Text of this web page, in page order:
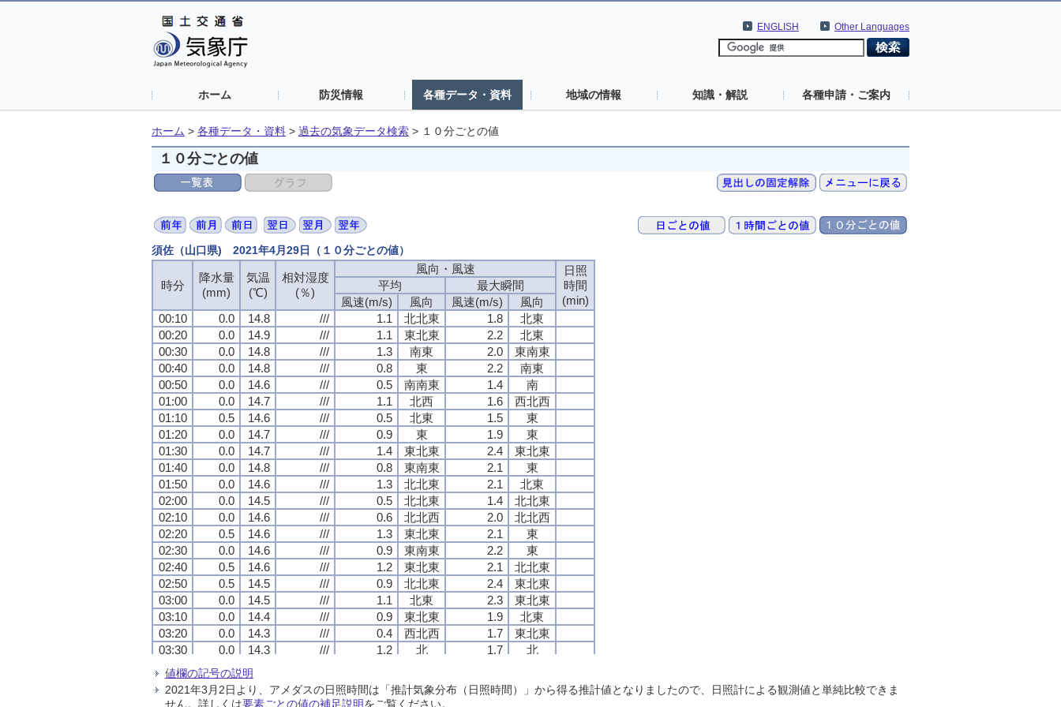
Other Languages
ENGLISH
ホーム 防災情報 各種データ・資料 地域の情報 知識・解説 各種申請・ご案内
ホーム > 各種データ・資料 > 過去の気象データ検索 > １０分ごとの値
１０分ごとの値
須佐（山口県) 2021年4月29日（１０分ごとの値）
時分
降水量
(mm)
気温
(℃)
相対湿度
(％)
風向・風速
日照
時間
(min)
平均
最大瞬間
風速(m/s)
風向 風速(m/s)
風向
00:10
0.0 14.8 /// 1.1 北北東 1.8
北東
00:20
0.0 14.9 /// 1.1 東北東 2.2
北東
00:30
0.0 14.8 /// 1.3 南東 2.0
東南東
00:40
0.0 14.8 /// 0.8 東 2.2
南東
00:50
0.0 14.6 /// 0.5 南南東 1.4
南
01:00
0.0 14.7 /// 1.1 北西 1.6
西北西
01:10
0.5 14.6 /// 0.5 北東 1.5
東
01:20
0.0 14.7 /// 0.9 東 1.9
東
01:30
0.0 14.7 /// 1.4 東北東 2.4
東北東
01:40
0.0 14.8 /// 0.8 東南東 2.1
東
01:50
0.0 14.6 /// 1.3 北北東 2.1
北東
02:00
0.0 14.5 /// 0.5 北北東 1.4
北北東
02:10
0.0 14.6 /// 0.6 北北西 2.0
北北西
02:20
0.5 14.6 /// 1.3 東北東 2.1
東
02:30
0.0 14.6 /// 0.9 東南東 2.2
東
02:40
0.5 14.6 /// 1.2 東北東 2.1
北北東
02:50
0.5 14.5 /// 0.9 北北東 2.4
東北東
03:00
0.0 14.5 /// 1.1 北東 2.3
東北東
03:10
0.0 14.4 /// 0.9 東北東 1.9
北東
03:20
0.0 14.3 /// 0.4 西北西 1.7
東北東
03:30
0.0 14.3 /// 1.2 北 1.7
北
03:40
0.0 14.3
03:50
0.0 14.4 /// 1.4 北北東 2.3
北
04:00
0.5 14.3 /// 1.1 北東 1.8 東北東
時分
降水量
(mm)
気温
(℃)
相対湿度
(％)
風向・風速
日照
時間
(min)
平均
最大瞬間
風速(m/s)
風向 風速(m/s)
風向
00:10
0.0 14.8 /// 1.1 北北東 1.8
北東
00:20
0.0 14.9 /// 1.1 東北東 2.2
北東
00:30
0.0 14.8 /// 1.3 南東 2.0
東南東
00:40
0.0 14.8 /// 0.8 東 2.2
南東
00:50
0.0 14.6 /// 0.5 南南東 1.4
南
01:00
0.0 14.7 /// 1.1 北西 1.6
西北西
01:10
0.5 14.6 /// 0.5 北東 1.5
東
01:20
0.0 14.7 /// 0.9 東 1.9
東
01:30
0.0 14.7 /// 1.4 東北東 2.4
東北東
01:40
0.0 14.8 /// 0.8 東南東 2.1
東
01:50
0.0 14.6 /// 1.3 北北東 2.1
北東
02:00
0.0 14.5 /// 0.5 北北東 1.4
北北東
02:10
0.0 14.6 /// 0.6 北北西 2.0
北北西
02:20
0.5 14.6 /// 1.3 東北東 2.1
東
02:30
0.0 14.6 /// 0.9 東南東 2.2
東
02:40
0.5 14.6 /// 1.2 東北東 2.1
北北東
02:50
0.5 14.5 /// 0.9 北北東 2.4
東北東
03:00
0.0 14.5 /// 1.1 北東 2.3
東北東
03:10
0.0 14.4 /// 0.9 東北東 1.9
北東
03:20
0.0 14.3 /// 0.4 西北西 1.7
東北東
03:30
0.0 14.3 /// 1.2 北 1.7
北
03:40
0.0 14.3
03:50
0.0 14.4 /// 1.4 北北東 2.3
北
04:00
0.5 14.3 /// 1.1 北東 1.8 東北東
時分
降水量
(mm)
気温
(℃)
相対湿度
(％)
風向・風速
日照
時間
(min)
平均
最大瞬間
風速(m/s)
風向 風速(m/s)
風向
00:10
0.0 14.8 /// 1.1 北北東 1.8
北東
00:20
0.0 14.9 /// 1.1 東北東 2.2
北東
00:30
0.0 14.8 /// 1.3 南東 2.0
東南東
00:40
0.0 14.8 /// 0.8 東 2.2
南東
00:50
0.0 14.6 /// 0.5 南南東 1.4
南
01:00
0.0 14.7 /// 1.1 北西 1.6
西北西
01:10
0.5 14.6 /// 0.5 北東 1.5
東
01:20
0.0 14.7 /// 0.9 東 1.9
東
01:30
0.0 14.7 /// 1.4 東北東 2.4
東北東
01:40
0.0 14.8 /// 0.8 東南東 2.1
東
01:50
0.0 14.6 /// 1.3 北北東 2.1
北東
02:00
0.0 14.5 /// 0.5 北北東 1.4
北北東
02:10
0.0 14.6 /// 0.6 北北西 2.0
北北西
02:20
0.5 14.6 /// 1.3 東北東 2.1
東
02:30
0.0 14.6 /// 0.9 東南東 2.2
東
02:40
0.5 14.6 /// 1.2 東北東 2.1
北北東
02:50
0.5 14.5 /// 0.9 北北東 2.4
東北東
03:00
0.0 14.5 /// 1.1 北東 2.3
東北東
03:10
0.0 14.4 /// 0.9 東北東 1.9
北東
03:20
0.0 14.3 /// 0.4 西北西 1.7
東北東
03:30
0.0 14.3 /// 1.2 北 1.7
北
03:40
0.0 14.3
03:50
0.0 14.4 /// 1.4 北北東 2.3
北
04:00
0.5 14.3 /// 1.1 北東 1.8 東北東
時分
降水量
(mm)
気温
(℃)
相対湿度
(％)
風向・風速
日照
時間
(min)
平均
最大瞬間
風速(m/s)
風向 風速(m/s)
風向
00:10
0.0 14.8 /// 1.1 北北東 1.8
北東
00:20
0.0 14.9 /// 1.1 東北東 2.2
北東
00:30
0.0 14.8 /// 1.3 南東 2.0
東南東
00:40
0.0 14.8 /// 0.8 東 2.2
南東
00:50
0.0 14.6 /// 0.5 南南東 1.4
南
01:00
0.0 14.7 /// 1.1 北西 1.6
西北西
01:10
0.5 14.6 /// 0.5 北東 1.5
東
01:20
0.0 14.7 /// 0.9 東 1.9
東
01:30
0.0 14.7 /// 1.4 東北東 2.4
東北東
01:40
0.0 14.8 /// 0.8 東南東 2.1
東
01:50
0.0 14.6 /// 1.3 北北東 2.1
北東
02:00
0.0 14.5 /// 0.5 北北東 1.4
北北東
02:10
0.0 14.6 /// 0.6 北北西 2.0
北北西
02:20
0.5 14.6 /// 1.3 東北東 2.1
東
02:30
0.0 14.6 /// 0.9 東南東 2.2
東
02:40
0.5 14.6 /// 1.2 東北東 2.1
北北東
02:50
0.5 14.5 /// 0.9 北北東 2.4
東北東
03:00
0.0 14.5 /// 1.1 北東 2.3
東北東
03:10
0.0 14.4 /// 0.9 東北東 1.9
北東
03:20
0.0 14.3 /// 0.4 西北西 1.7
東北東
03:30
0.0 14.3 /// 1.2 北 1.7
北
03:40
0.0 14.3
03:50
0.0 14.4 /// 1.4 北北東 2.3
北
04:00
0.5 14.3 /// 1.1 北東 1.8 東北東
値欄の記号の説明
2021年3月2日より、アメダスの日照時間は「推計気象分布（日照時間）」から得る推計値となりましたので、日照計による観測値と単純比較できま
せん。詳しくは要素ごとの値の補足説明をご覧ください。